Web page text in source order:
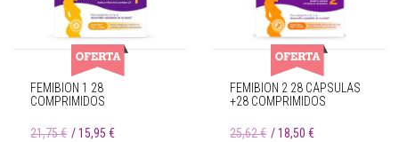
FEMIBION 1 28
COMPRIMIDOS
21,75 € 15,95 €
FEMIBION 2 28 CÁPSULAS
+28 COMPRIMIDOS
25,62 € 18,50 €